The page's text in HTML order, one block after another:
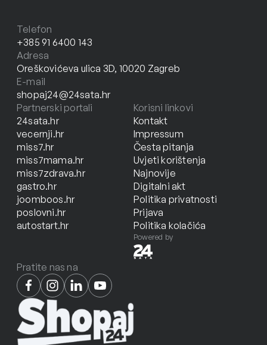
Telefon
+385 91 6400 143
Adresa
Oreškovićeva ulica 3D, 10020 Zagreb
E-mail
shopaj24@24sata.hr
Partnerski portali
24sata.hr
vecernji.hr
miss7.hr
miss7mama.hr
miss7zdrava.hr
gastro.hr
joomboos.hr
poslovni.hr
autostart.hr
Korisni linkovi
Kontakt
Impressum
Česta pitanja
Uvjeti korištenja
Najnovije
Digitalni akt
Politika privatnosti
Prijava
Politika kolačića
Powered by
Pratite nas na